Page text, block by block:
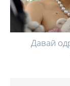
Давай